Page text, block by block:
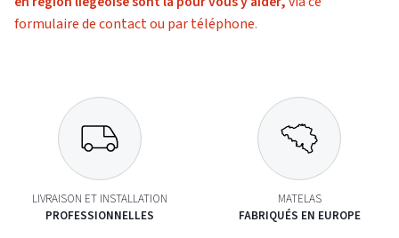
formulaire de contact ou par téléphone.
LIVRAISON ET INSTALLATION
PROFESSIONNELLES
MATELAS
FABRIQUÉS EN EUROPE